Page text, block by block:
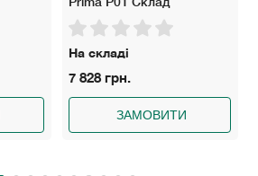
На складі
7 828 грн.
ЗАМОВИТИ